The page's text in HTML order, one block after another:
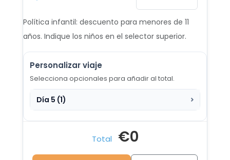
Desde €1.794
2 MAY - 12 MAY 2027
Desde €1.424
Desde €1.424
6 JUN - 16 JUN 2027
Desde €1.424
Política infantil: descuento para menores de 11
años. Indique los niños en el selector superior.
Personalizar viaje
Selecciona opcionales para añadir al total.
Día 5 (1)
Total €0